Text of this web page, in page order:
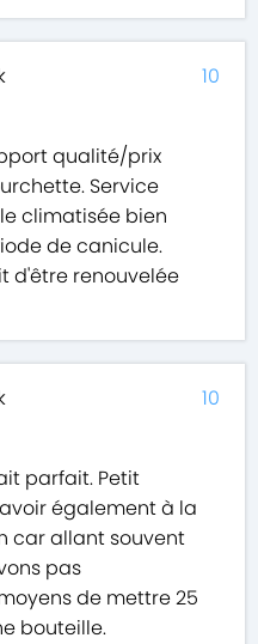
qualité/prix
Service
climatisée bien
de canicule.
d'être renouvelée
10
parfait. Petit
également à la
car allant souvent
pas
de mettre 25
bouteille.
10